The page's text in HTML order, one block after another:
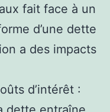
fait face à un
d’une dette
a des impacts
d’intérêt :